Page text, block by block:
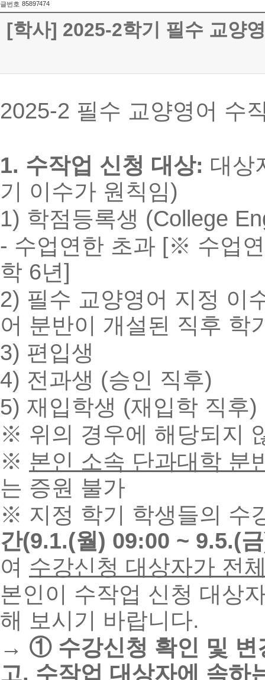
글번호 85897474
[학사] 2025-2학기 필수 교양
2025-2 필수 교양영어 수
1. 수작업 신청 대상: 대상
기 이수가 원칙임)
1) 학점등록생 (College
- 수업연한 초과 [※ 수업
학 6년]
2) 필수 교양영어 지정 이
어 분반이 개설된 직후 학
3) 편입생
4) 전과생 (승인 직후)
5) 재입학생 (재입학 직후)
※ 위 의 경우에 해당되지
※ 본인 소속 단과대학 분
는 증원 불가
※ 지 정 학기 학생들의 수
간(9.1.(월) 09:00 ~ 9.5.(
여 수강신청 대상자가 전
본인이 수작업 신청 대상
해 보시기 바랍니다.
→ ① 수강신청 확인 및
고, 수작업 대상자에 속하